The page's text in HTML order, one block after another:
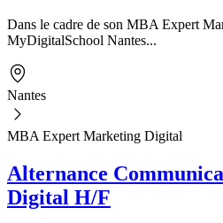
Dans le cadre de son MBA Expert
MyDigitalSchool Nantes...
Nantes
MBA Expert Marketing Digital
Alternance
Digital H/F